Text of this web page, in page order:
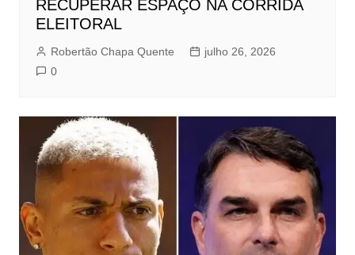
RECUPERAR ESPAÇO NA CORRIDA
ELEITORAL
Robertão Chapa Quente
julho 26, 2026
0